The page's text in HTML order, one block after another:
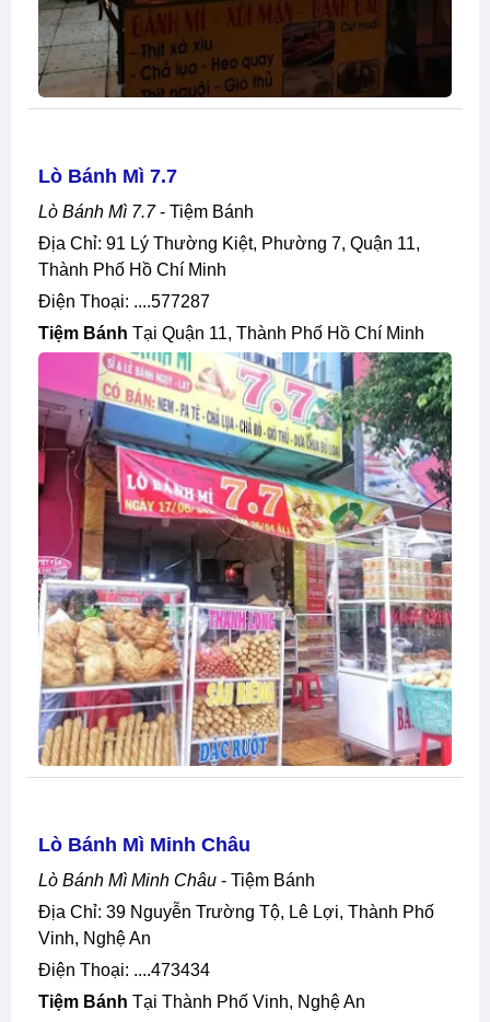
Lò Bánh Mì 7.7
Lò Bánh Mì 7.7- Tiệm Bánh
Địa Chỉ: 91 Lý Thường Kiệt, Phường 7, Quận 11,
Thành Phố Hồ Chí Minh
Điện Thoại: ....577287
Tiệm Bánh Tại Quận 11, Thành Phố Hồ Chí Minh
Lò Bánh Mì Minh Châu
Lò Bánh Mì Minh Châu - Tiệm Bánh
Địa Chỉ: 39 Nguyễn Trường Tộ, Lê Lợi, Thành Phố
Vinh, Nghệ An
Điện Thoại: ....473434
Tiệm Bánh Tại Thành Phố Vinh, Nghệ An